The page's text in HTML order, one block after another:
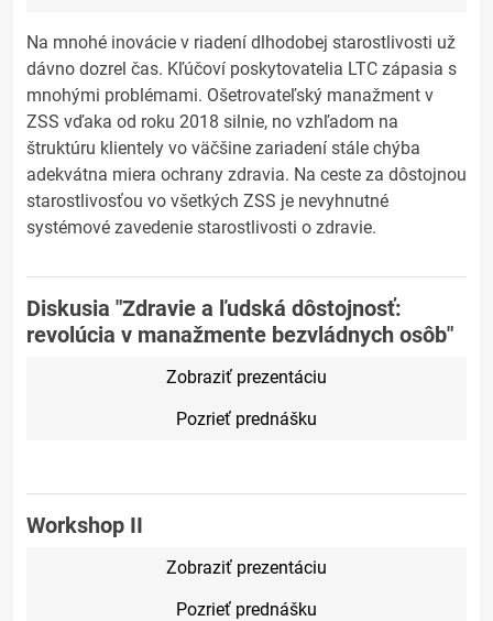
Na mnohé inovácie v riadení dlhodobej starostlivosti už
dávno dozrel čas. Kľúčoví poskytovatelia LTC zápasia s
mnohými problémami. Ošetrovateľský manažment v
ZSS vďaka od roku 2018 silnie, no vzhľadom na
štruktúru klientely vo väčšine zariadení stále chýba
adekvátna miera ochrany zdravia. Na ceste za dôstojnou
starostlivosťou vo všetkých ZSS je nevyhnutné
systémové zavedenie starostlivosti o zdravie.
Diskusia "Zdravie a ľudská dôstojnosť:
revolúcia v manažmente bezvládnych osôb"
Zobraziť prezentáciu
Pozrieť prednášku
Workshop II
Zobraziť prezentáciu
Pozrieť prednášku